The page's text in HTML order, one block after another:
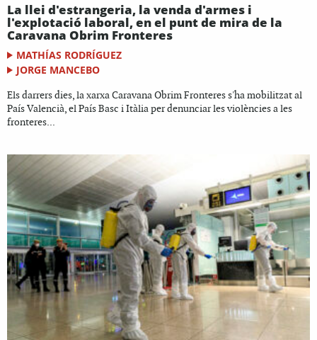
La llei d'estrangeria, la venda d'armes i
l'explotació laboral, en el punt de mira de la
Caravana Obrim Fronteres
MATHÍAS RODRÍGUEZ
JORGE MANCEBO
Els darrers dies, la xarxa Caravana Obrim Fronteres s'ha mobilitzat al
País Valencià, el País Basc i Itàlia per denunciar les violències a les
fronteres...